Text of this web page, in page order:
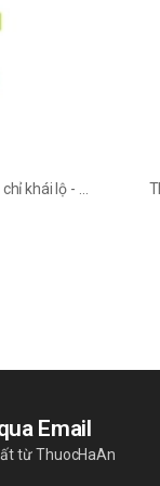
yếu chữa sốt
các dạng chảy máu
khi nước nguội thì rửa
Email
từ ThuocHaAn